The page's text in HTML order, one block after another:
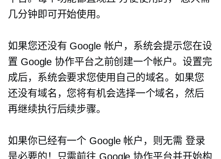
几分钟即可开始使用。
如果您还没有 Google 帐户，系统会提示您在设
置 Google 协作平台之前创建一个帐户。设置完
成后，系统会要求您使用自己的域名。如果您
还没有域名，您将有机会选择一个域名，然后
再继续执行后续步骤。
如果你已经有一个 Google 帐户，则无需 登录
是必要的！只需前往 Google 协作平台并开始构